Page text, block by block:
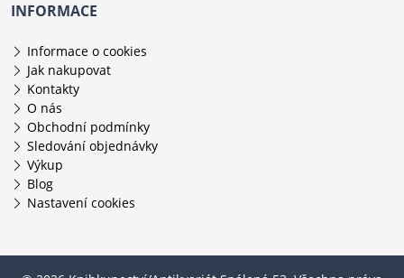
INFORMACE
Informace o cookies
Jak nakupovat
Kontakty
O nás
Obchodní podmínky
Sledování objednávky
Výkup
Blog
Nastavení cookies